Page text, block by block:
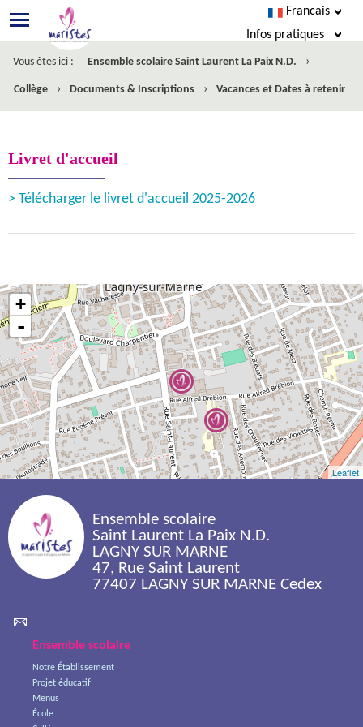
Francais
Infos pratiques
Esidoc
Inscription
Vous êtes ici : Ensemble scolaire Saint Laurent La Paix N.D. ›
Collège › Documents & Inscriptions › Vacances et Dates à retenir
Livret d'accueil
> Télécharger le livret d'accueil 2025-2026
+
-
Leaflet
Ensemble scolaire
Saint Laurent La Paix N.D.
LAGNY SUR MARNE
47, Rue Saint Laurent
77407 LAGNY SUR MARNE Cedex
Ensemble scolaire
Notre Établissement
Projet éducatif
Menus
École